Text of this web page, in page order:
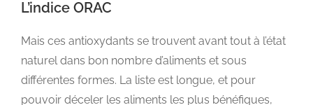
L’indice ORAC
Mais ces antioxydants se trouvent avant tout à l’état
naturel dans bon nombre d’aliments et sous
différentes formes. La liste est longue, et pour
pouvoir déceler les aliments les plus bénéfiques,